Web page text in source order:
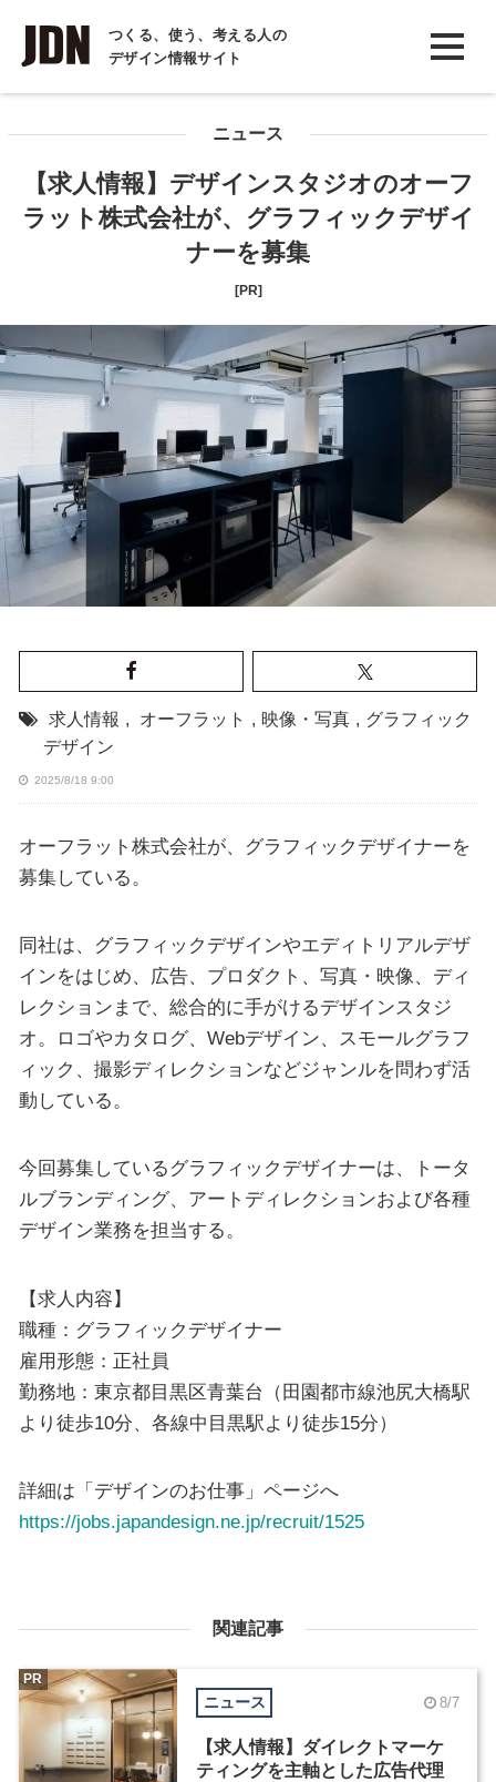
つくる、使う、考える人の
デザイン情報サイト
INTERVIEW
インタビュー
COLUMN
ニュース
【求人情報】デザインスタジオのオーフ
ラット株式会社が、グラフィックデザイ
ナーを募集
[PR]
求人情報 , オーフラット , 映像・写真 , グラフィック
デザイン
2025/8/18 9:00
オーフラット株式会社が、グラフィックデザイナーを
募集している。
同社は、グラフィックデザインやエディトリアルデザ
インをはじめ、広告、プロダクト、写真・映像、ディ
レクションまで、総合的に手がけるデザインスタジ
オ。ロゴやカタログ、Webデザイン、スモールグラフ
ィック、撮影ディレクションなどジャンルを問わず活
動している。
今回募集しているグラフィックデザイナーは、トータ
ルブランディング、アートディレクションおよび各種
デザイン業務を担当する。
【求人内容】
職種：グラフィックデザイナー
雇用形態：正社員
勤務地：東京都目黒区青葉台（田園都市線池尻大橋駅
より徒歩10分、各線中目黒駅より徒歩15分）
詳細は「デザインのお仕事」ページへ
https://jobs.japandesign.ne.jp/recruit/1525
関連記事
ニュース 8/7
【求人情報】ダイレクトマーケ
ティングを主軸とした広告代理
PR